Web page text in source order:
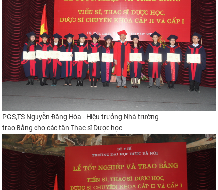
PGS,TS Nguyễn Đăng Hòa - Hiệu trưởng Nhà trường
trao Bằng cho các tân Thạc sĩ Dược học